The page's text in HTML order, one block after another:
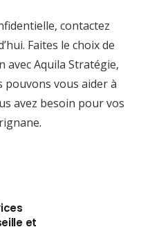
contactez
Faites le choix de
avec Aquila Stratégie,
pouvons vous aider à
avez besoin pour vos
et